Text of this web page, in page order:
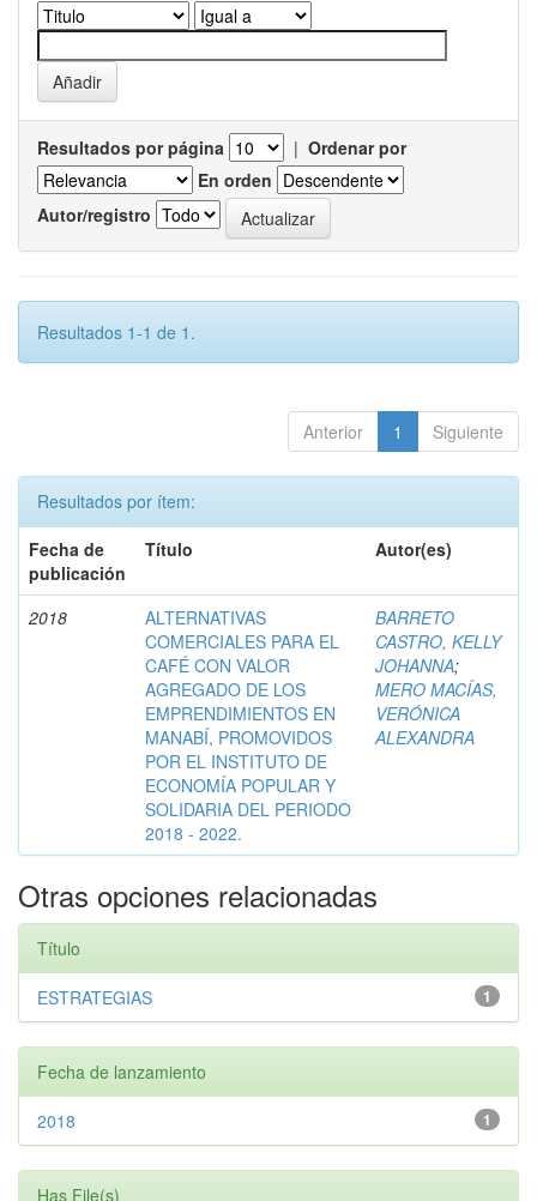
Resultados por página | Ordenar por
En orden
Autor/registro
Resultados 1-1 de 1.
Anterior 1 Siguiente
Resultados por ítem:
Fecha de
publicación
Título Autor(es)
2018
ALTERNATIVAS
COMERCIALES PARA EL
CAFÉ CON VALOR
AGREGADO DE LOS
EMPRENDIMIENTOS EN
MANABÍ, PROMOVIDOS
POR EL INSTITUTO DE
ECONOMÍA POPULAR Y
SOLIDARIA DEL PERIODO
2018 - 2022.
BARRETO
CASTRO, KELLY
JOHANNA;
MERO MACÍAS,
VERÓNICA
ALEXANDRA
Otras opciones relacionadas
Título
1
ESTRATEGIAS
Fecha de lanzamiento
1
2018
Has File(s)